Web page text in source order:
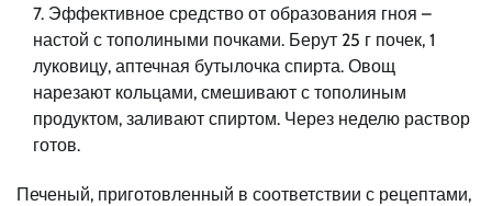
Эффективное средство от образования гноя –
настой с тополиными почками. Берут 25 г почек, 1
луковицу, аптечная бутылочка спирта. Овощ
нарезают кольцами, смешивают с тополиным
продуктом, заливают спиртом. Через неделю раствор
готов.
Печеный, приготовленный в соответствии с рецептами,